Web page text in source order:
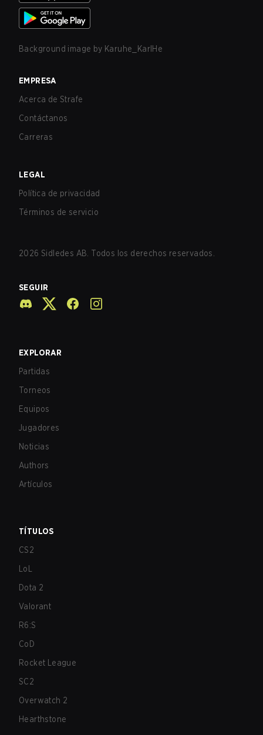
Background image by Karuhe_KarlHe
EMPRESA
Acerca de Strafe
Contáctanos
Carreras
LEGAL
Política de privacidad
Términos de servicio
2026 Sidledes AB. Todos los derechos reservados.
SEGUIR
EXPLORAR
Partidas
Torneos
Equipos
Jugadores
Noticias
Authors
Artículos
TÍTULOS
CS2
LoL
Dota 2
Valorant
R6:S
CoD
Rocket League
SC2
Overwatch 2
Hearthstone